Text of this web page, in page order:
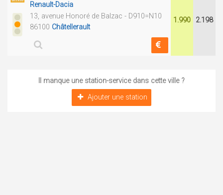
Renault-Dacia
13, avenue Honoré de Balzac - D910=N10
86100 Châtellerault
1.990 2.198
Il manque une station-service dans cette ville ?
Ajouter une station